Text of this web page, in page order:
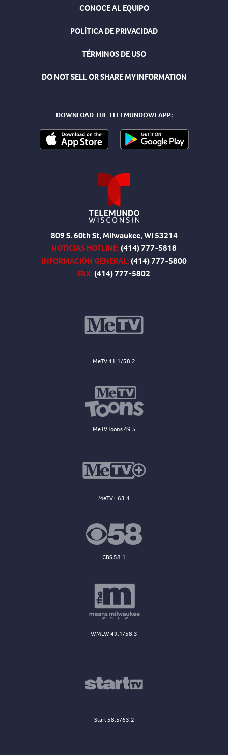
CONOCE AL EQUIPO
POLÍTICA DE PRIVACIDAD
TÉRMINOS DE USO
DO NOT SELL OR SHARE MY INFORMATION
DOWNLOAD THE TELEMUNDOWI APP:
809 S. 60th St, Milwaukee, WI 53214
NOTICIAS HOTLINE:(414) 777-5818
INFORMACIÓN GENERAL:(414) 777-5800
FAX:(414) 777-5802
MeTV 41.1/58.2
MeTV Toons 49.5
MeTV+ 63.4
CBS 58.1
WMLW 49.1/58.3
Start 58.5/63.2